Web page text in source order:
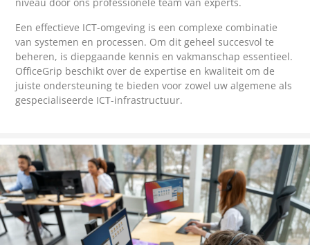
niveau door ons professionele team van experts.
Een effectieve ICT-omgeving is een complexe combinatie
van systemen en processen. Om dit geheel succesvol te
beheren, is diepgaande kennis en vakmanschap essentieel.
OfficeGrip beschikt over de expertise en kwaliteit om de
juiste ondersteuning te bieden voor zowel uw algemene als
gespecialiseerde ICT-infrastructuur.